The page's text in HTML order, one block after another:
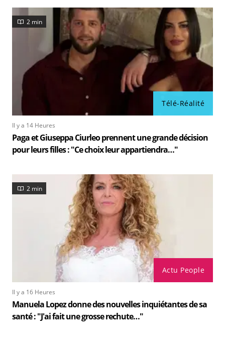
Télé-Réalité
2 min
Il y a 14 Heures
Paga et Giuseppa Ciurleo prennent une grande décision
pour leurs filles : "Ce choix leur appartiendra…"
Actu People
2 min
Il y a 16 Heures
Manuela Lopez donne des nouvelles inquiétantes de sa
santé : "J'ai fait une grosse rechute…"